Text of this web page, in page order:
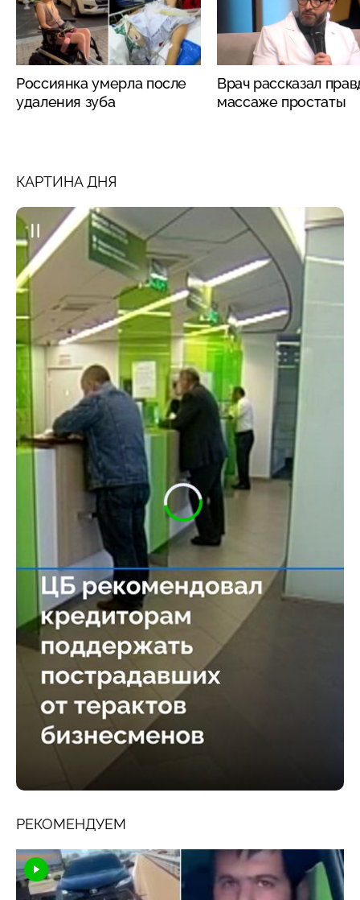
Россиянка умерла после
удаления зуба
Врач рассказал
массаже простаты
КАРТИНА ДНЯ
РЕКОМЕНДУЕМ